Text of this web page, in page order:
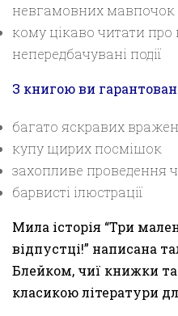
невгамовних мавпочок
кому цікаво читати про
непередбачувані події
З книгою ви
багато яскравих
купу щирих посмішок
захопливе проведення
барвисті ілюстрації
Мила історія “Три
відпустці!” написана
Блейком, чиї книжки та
класикою літератури